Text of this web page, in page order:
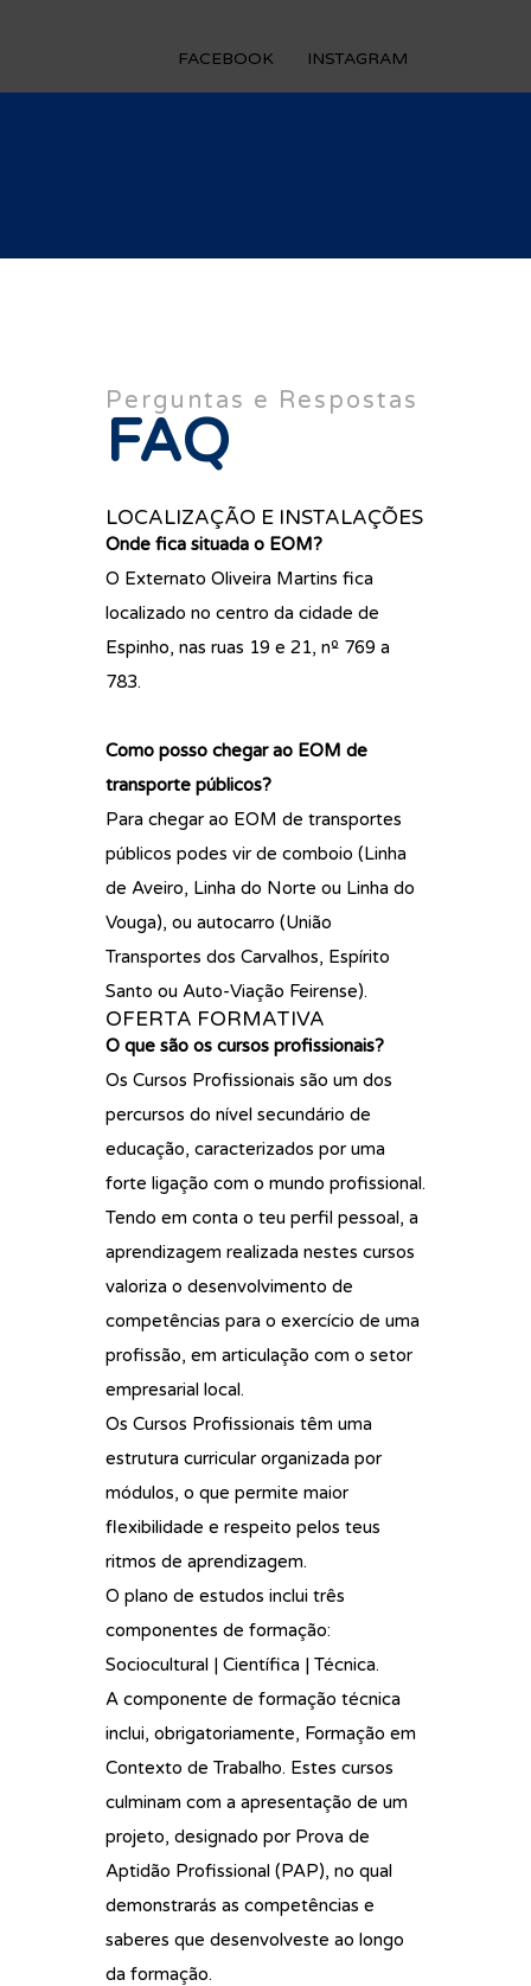
FACEBOOK INSTAGRAM
Perguntas e Respostas
FAQ
LOCALIZAÇÃO E INSTALAÇÕES
Onde fica situada o EOM?
O Externato Oliveira Martins fica
localizado no centro da cidade de
Espinho, nas ruas 19 e 21, nº 769 a
783.
Como posso chegar ao EOM de
transporte públicos?
Para chegar ao EOM de transportes
públicos podes vir de comboio (Linha
de Aveiro, Linha do Norte ou Linha do
Vouga), ou autocarro (União
Transportes dos Carvalhos, Espírito
Santo ou Auto-Viação Feirense).
OFERTA FORMATIVA
O que são os cursos profissionais?
Os Cursos Profissionais são um dos
percursos do nível secundário de
educação, caracterizados por uma
forte ligação com o mundo profissional.
Tendo em conta o teu perfil pessoal, a
aprendizagem realizada nestes cursos
valoriza o desenvolvimento de
competências para o exercício de uma
profissão, em articulação com o setor
empresarial local.
Os Cursos Profissionais têm uma
estrutura curricular organizada por
módulos, o que permite maior
flexibilidade e respeito pelos teus
ritmos de aprendizagem.
O plano de estudos inclui três
componentes de formação:
Sociocultural | Científica | Técnica.
A componente de formação técnica
inclui, obrigatoriamente, Formação em
Contexto de Trabalho. Estes cursos
culminam com a apresentação de um
projeto, designado por Prova de
Aptidão Profissional (PAP), no qual
demonstrarás as competências e
saberes que desenvolveste ao longo
da formação.